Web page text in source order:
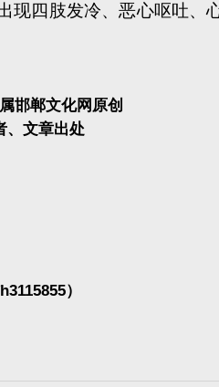
肢发冷、恶心呕吐、
邯郸文化网原创
、文章出处
）